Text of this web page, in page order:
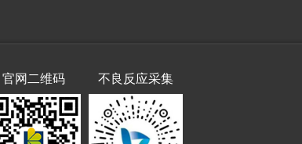
官网二维码 不良反应采集